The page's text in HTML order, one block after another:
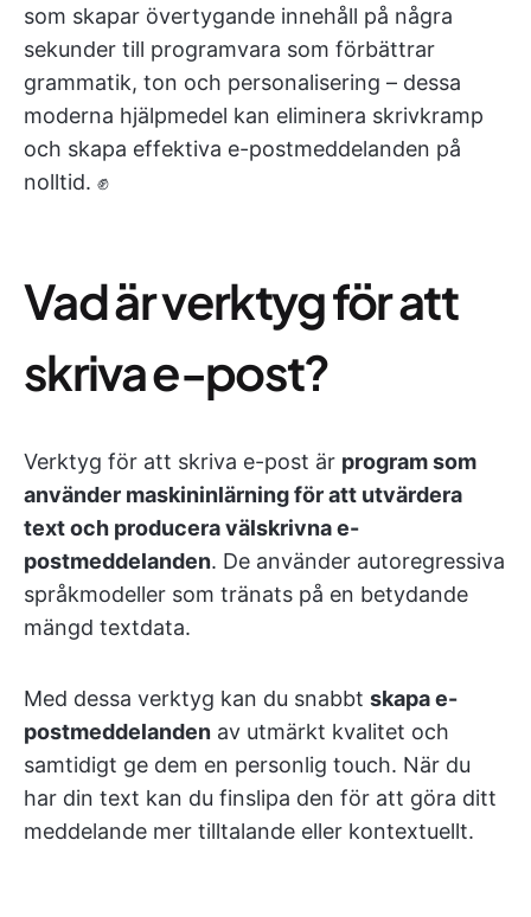
som skapar övertygande innehåll på några
sekunder till programvara som förbättrar
grammatik, ton och personalisering – dessa
moderna hjälpmedel kan eliminera skrivkramp
och skapa effektiva e-postmeddelanden på
nolltid. ✊
Vad är verktyg för att
skriva e-post?
Verktyg för att skriva e-post är program som
använder maskininlärning för att utvärdera
text och producera välskrivna e-
postmeddelanden. De använder autoregressiva
språkmodeller som tränats på en betydande
mängd textdata.
Med dessa verktyg kan du snabbt skapa e-
postmeddelanden av utmärkt kvalitet och
samtidigt ge dem en personlig touch. När du
har din text kan du finslipa den för att göra ditt
meddelande mer tilltalande eller kontextuellt.